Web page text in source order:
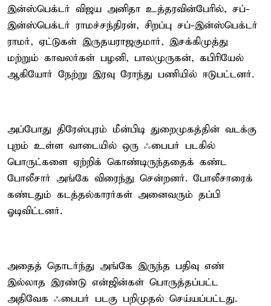
இன்ஸ்பெக்டர் விஜய அனிதா உத்தரவின்பேரில், சப்-
இன்ஸ்பெக்டர் ராமச்சந்திரன், சிறப்பு சப்-இன்ஸ்பெக்டர்
ராமர், ஏட்டுகள் இருதயராஜகுமார், இசக்கிமுத்து
மற்றும் காவலர்கள் பழனி, பாலமுருகன், கபிரியேல்
ஆகியோர் நேற்று இரவு ரோந்து பணியில் ஈடுபட்டனர்.
அப்போது திரேஸ்புரம் மீன்பிடி துறைமுகத்தின் வடக்கு
புறம் உள்ள வாடையில் ஒரு ஃபைபர் படகில்
பொருட்களை ஏற்றிக் கொண்டிருந்ததைக் கண்ட
போலீசார் அங்கே விரைந்து சென்றனர். போலீசாரைக்
கண்டதும் கடத்தல்காரர்கள் அனைவரும் தப்பி
ஓடிவிட்டனர்.
அதைத் தொடர்ந்து அங்கே இருந்த பதிவு எண்
இல்லாத இரண்டு என்ஜின்கள் பொருத்தப்பட்ட
அதிவேக ஃபைபர் படகு பறிமுதல் செய்யப்பட்டது.